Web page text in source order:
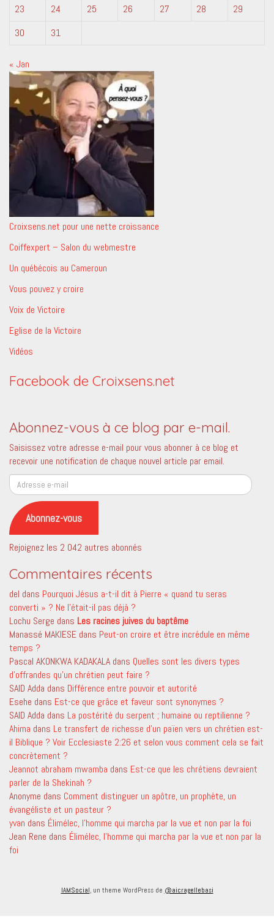
23
24 25 26 27 28
29
30
31
« Jan
Croixsens.net pour une nette croissance
Coiffexpert – Salon du webmestre
Un québécois au Cameroun
Vous pouvez y croire
Voix de Victoire
Eglise de la Victoire
Vidéos
Facebook de Croixsens.net
Abonnez-vous à ce blog par e-mail.
Saisissez votre adresse e-mail pour vous abonner à ce blog et
recevoir une notification de chaque nouvel article par email.
Adresse
e-
mail
Abonnez-vous
Rejoignez les 2 042 autres abonnés
Commentaires récents
del dans Pourquoi Jésus a-t-il dit à Pierre « quand tu seras
converti » ? Ne l’était-il pas déjà ?
Lochu Serge dans Les racines juives du baptême
Manassé MAKIESE dans Peut-on croire et être incrédule en même
temps ?
Pascal AKONKWA KADAKALA dans Quelles sont les divers types
d’offrandes qu’un chrétien peut faire ?
SAID Adda dans Différence entre pouvoir et autorité
Esehe dans Est-ce que grâce et faveur sont synonymes ?
SAID Adda dans La postérité du serpent ; humaine ou reptilienne ?
Ahima dans Le transfert de richesse d’un païen vers un chrétien est-
il Biblique ? Voir Ecclesiaste 2:26 et selon vous comment cela se fait
concrètement ?
Jeannot abraham mwamba dans Est-ce que les chrétiens devraient
parler de la Shekinah ?
Anonyme dans Comment distinguer un apôtre, un prophète, un
évangéliste et un pasteur ?
yvan dans Élimélec, l’homme qui marcha par la vue et non par la foi
Jean Rene dans Élimélec, l’homme qui marcha par la vue et non par la
foi
IAMSocial , un theme WordPress de @aicragellebasi